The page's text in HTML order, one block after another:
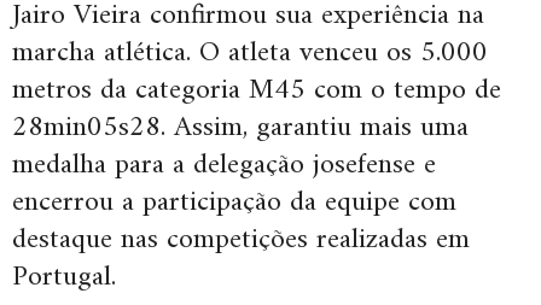
Jairo Vieira confirmou sua experiência na
marcha atlética. O atleta venceu os 5.000
metros da categoria M45 com o tempo de
28min05s28. Assim, garantiu mais uma
medalha para a delegação josefense e
encerrou a participação da equipe com
destaque nas competições realizadas em
Portugal.